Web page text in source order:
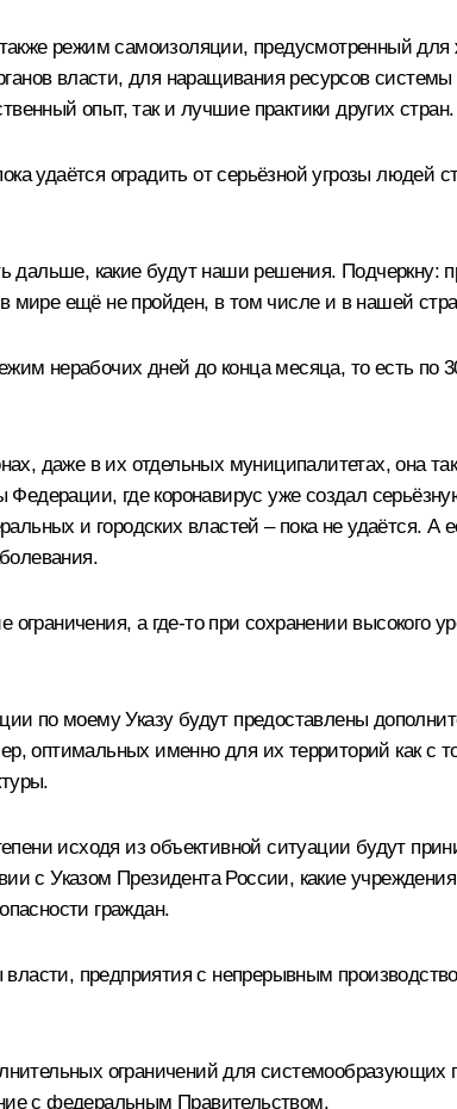
режим самоизоляции, предусмотренный
власти, для наращивания ресурсов
опыт, так и лучшие практики других стран.
удаётся оградить от серьёзной угрозы людей
дальше, какие будут наши решения. Подчеркну:
мире ещё не пройден, в том числе и в нашей
нерабочих дней до конца месяца, то есть по
даже в их отдельных муниципалитетах, она
Федерации, где коронавирус уже создал
и городских властей – пока не удаётся.
а где-то при сохранении высокого
по моему Указу будут предоставлены
оптимальных именно для их территорий как с
исходя из объективной ситуации будут
с Указом Президента России, какие
граждан.
предприятия с непрерывным
ограничений для
с федеральным Правительством.